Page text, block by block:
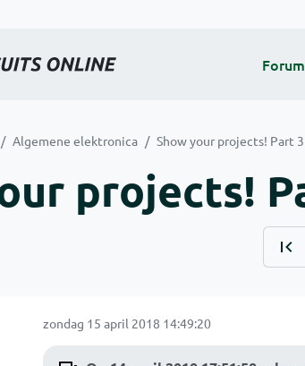
Forum
Algemene elektronica Show your projects! Part
projects!
zondag 15 april 2018 14:49:20